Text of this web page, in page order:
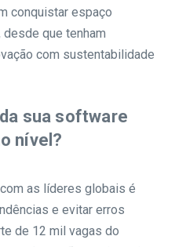
conquistar espaço
que tenham
com sustentabilidade
sua software
nível?
as líderes globais é
e evitar erros
de 12 mil vagas do